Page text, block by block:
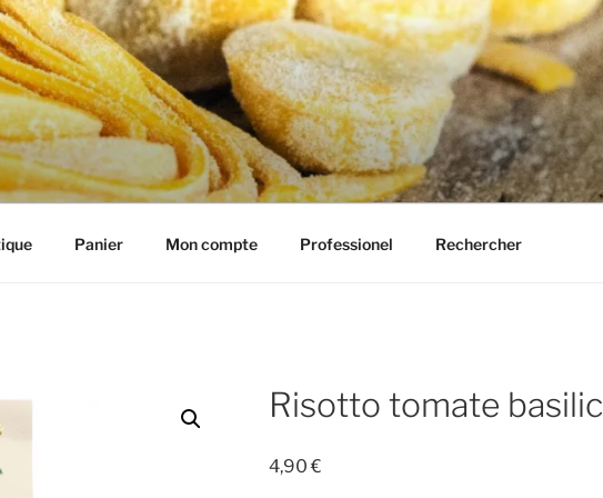
HENRIETTE
Panier Mon compte Professionel Rechercher
Risotto tomate basilic
4,90€